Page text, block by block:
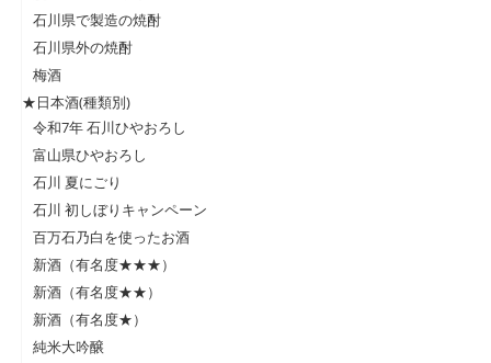
石川県で製造の焼酎
石川県外の焼酎
梅酒
★日本酒(種類別)
令和7年 石川ひやおろし
富山県ひやおろし
石川 夏にごり
石川 初しぼりキャンペーン
百万石乃白を使ったお酒
新酒（有名度★★★）
新酒（有名度★★）
新酒（有名度★）
純米大吟醸